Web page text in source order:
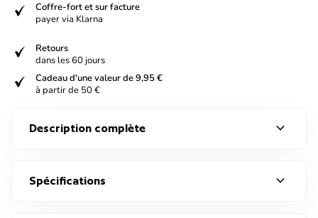
verified
Coffre-fort et sur facture
payer via Klarna
verified
Retours
dans les 60 jours
verified
Cadeau d'une valeur de 9,95 €
à partir de 50 €
Description complète expand_more
Spécifications expand_more